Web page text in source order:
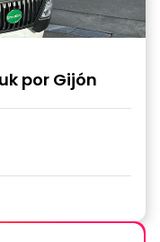
por Gijón